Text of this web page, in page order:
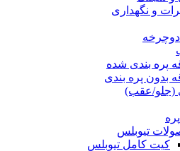
و نگهداری
دوچرخه
پره بندی شده
بدون پره بندی
(جلو/عقب)
تیوبلس
کیت کامل تیوبلس